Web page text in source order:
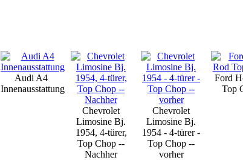
Audi A4
Innenausstattung
Chevrolet
Limosine Bj.
1954, 4-türer,
Top Chop --
Nachher
Chevrolet
Limosine Bj.
1954 - 4-türer -
Top Chop --
vorher
Ford
Top